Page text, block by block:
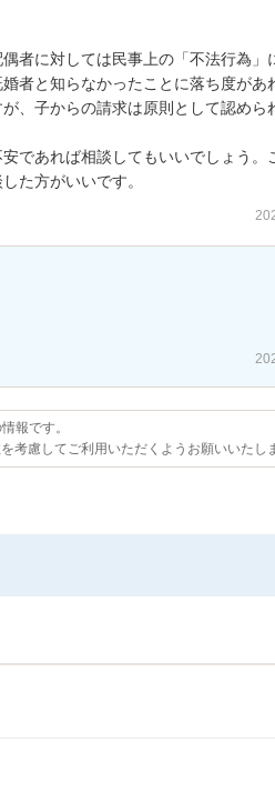
者に対しては民事上の「不法行為」
者と知らなかったことに落ち度があ
、子からの請求は原則として認めら
であれば相談してもいいでしょう。
た方がいいです。
報です。
考慮してご利用いただくようお願いいたし